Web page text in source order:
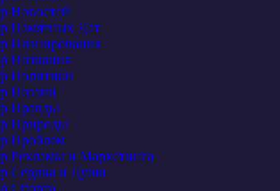
Дат
Политики
Поэзии
Правды
Природы
Проблем
и Маркетинга
и Души
Спорта